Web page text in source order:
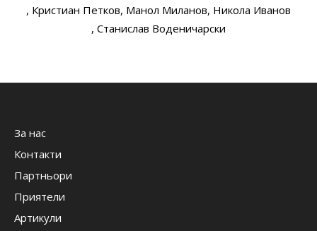
, Кристиан Петков, Манол Миланов, Никола Иванов
, Станислав Воденичарски
За нас
Контакти
Партньори
Приятели
Артикули